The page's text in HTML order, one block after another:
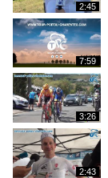
2:45
7:59
3:26
2:43